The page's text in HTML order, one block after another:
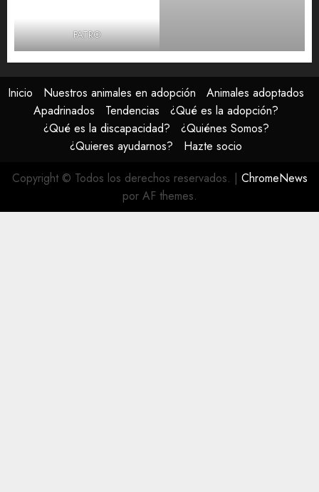
FATRO
Inicio Nuestros animales en adopción
Animales adoptados
Apadrinados
Tendencias
¿Qué es la adopción?
¿Qué es la discapacidad?
¿Quiénes Somos?
¿Quieres ayudarnos?
Hazte socio
Copyright © Todos los derechos reservados. | ChromeNews
por AF themes.